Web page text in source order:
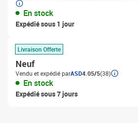
En stock
Expédié sous 1 jour
Livraison Offerte
Neuf
Vendu et expédié parASD4.05/5(38)
En stock
Expédié sous 7 jours